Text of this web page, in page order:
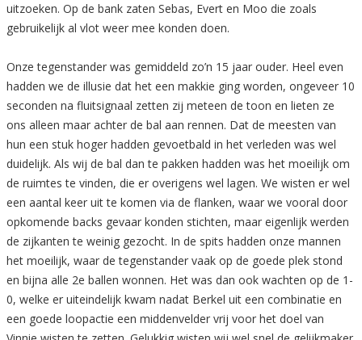
uitzoeken. Op de bank zaten Sebas, Evert en Moo die zoals
gebruikelijk al vlot weer mee konden doen.
Onze tegenstander was gemiddeld zo’n 15 jaar ouder. Heel even
hadden we de illusie dat het een makkie ging worden, ongeveer 10
seconden na fluitsignaal zetten zij meteen de toon en lieten ze
ons alleen maar achter de bal aan rennen. Dat de meesten van
hun een stuk hoger hadden gevoetbald in het verleden was wel
duidelijk. Als wij de bal dan te pakken hadden was het moeilijk om
de ruimtes te vinden, die er overigens wel lagen. We wisten er wel
een aantal keer uit te komen via de flanken, waar we vooral door
opkomende backs gevaar konden stichten, maar eigenlijk werden
de zijkanten te weinig gezocht. In de spits hadden onze mannen
het moeilijk, waar de tegenstander vaak op de goede plek stond
en bijna alle 2e ballen wonnen. Het was dan ook wachten op de 1-
0, welke er uiteindelijk kwam nadat Berkel uit een combinatie en
een goede loopactie een middenvelder vrij voor het doel van